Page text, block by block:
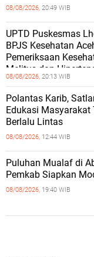
08/08/2026, 20:49 WIB
UPTD Puskesmas
BPJS Kesehatan
Pemeriksaan
Melitus dan
08/08/2026, 20:13 WIB
Polantas Karib,
Edukasi Masyarakat
Berlalu Lintas
08/08/2026, 12:44 WIB
Puluhan Mualaf di
Pemkab Siapkan
08/08/2026, 19:40 WIB